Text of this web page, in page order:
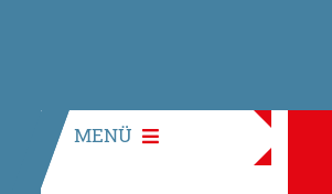
MENÜ